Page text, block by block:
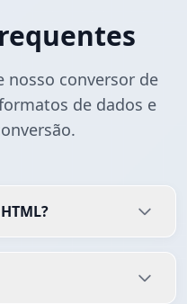
nosso conversor de
de dados e